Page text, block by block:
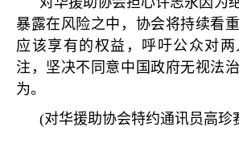
暴露在风险之中，协会将持续看
应该享有的权益，呼吁公众对
注，坚决不同意中国政府无视法
为。
(对华援助协会特约通讯员高珍